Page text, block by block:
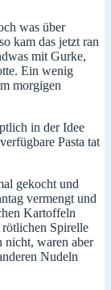
was über
kam das jetzt ran
mit Gurke,
Ein wenig
morgigen
in der Idee
Pasta tat
gekocht und
vermengt und
Kartoffeln
Spirelle
nicht, waren aber
Nudeln